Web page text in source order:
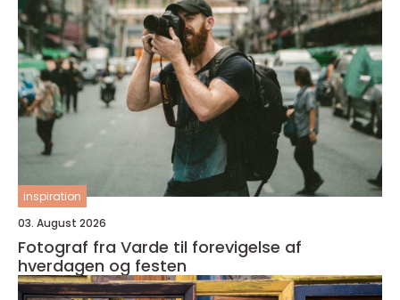
inspiration
03. August 2026
Fotograf fra Varde til forevigelse af
hverdagen og festen